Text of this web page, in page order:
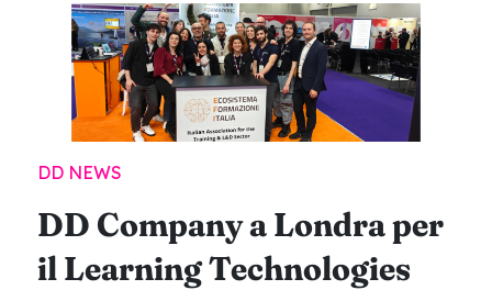
DD NEWS
DD Company a Londra per
il Learning Technologies